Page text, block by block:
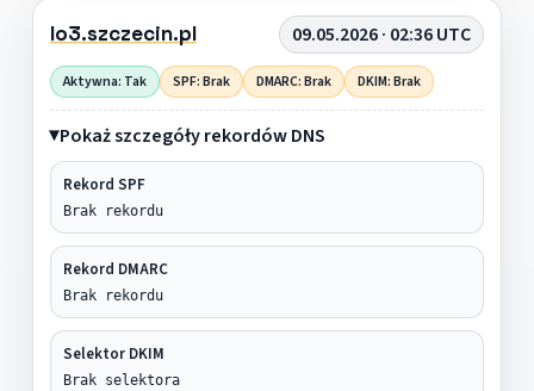
lo3.szczecin.pl 09.05.2026 · 02:36 UTC
Aktywna: Tak SPF: Brak DMARC: Brak DKIM: Brak
Pokaż szczegóły rekordów DNS
Rekord SPF
Brak rekordu
Rekord DMARC
Brak rekordu
Selektor DKIM
Brak selektora